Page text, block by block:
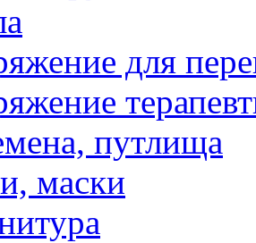
для
путлища
маски